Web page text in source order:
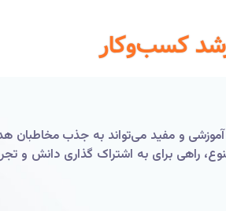
کسب‌وکار
آموزشی و مفید می‌تواند به جذب مخاطبان
راهی برای به اشتراک گذاری دانش و